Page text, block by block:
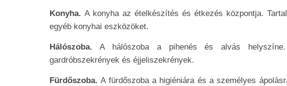
Konyha.A konyha az ételkészítés és étkezés központja.
egyéb konyhai eszközöket.
Hálószoba. A hálószoba a pihenés és alvás
gardróbszekrények és éjjeliszekrények.
Fürdőszoba.A fürdőszoba a higiéniára és a személyes